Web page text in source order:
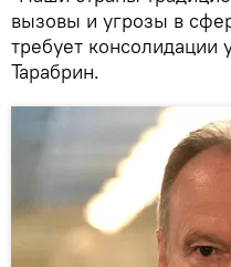
вызовы и угрозы в
требует консолидации
Тарабрин.